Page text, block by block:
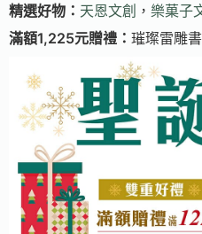
精選好物： 天恩文創 ， 樂菓子
滿額1,225元贈禮： 璀璨雷雕